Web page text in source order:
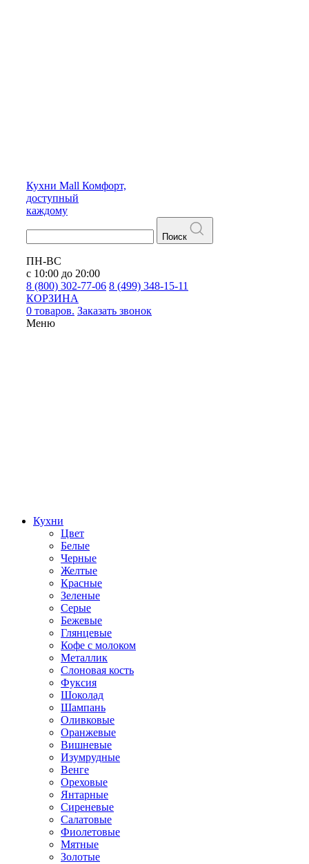
Кухни Mall Комфорт,
доступный
каждому
Поиск
ПН-ВС
с 10:00 до 20:00
8 (800) 302-77-06 8 (499) 348-15-11
КОРЗИНА
0 товаров. Заказать звонок
Меню
Кухни
Цвет
Белые
Черные
Желтые
Красные
Зеленые
Серые
Бежевые
Глянцевые
Кофе с молоком
Металлик
Слоновая кость
Фуксия
Шоколад
Шампань
Оливковые
Оранжевые
Вишневые
Изумрудные
Венге
Ореховые
Янтарные
Сиреневые
Салатовые
Фиолетовые
Мятные
Золотые